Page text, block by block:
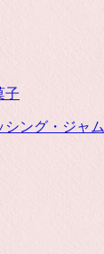
子
シング・ジャム